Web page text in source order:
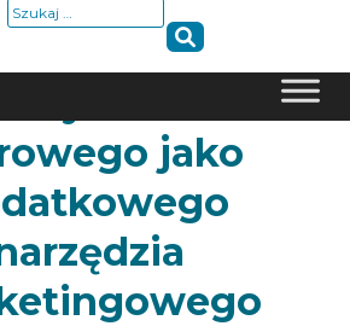
Szukaj:
jako